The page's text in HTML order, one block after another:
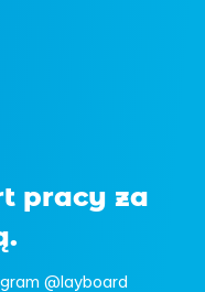
pracy za
@layboard